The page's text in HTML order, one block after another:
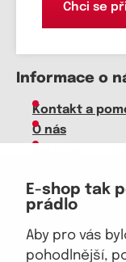
E-shop tak
prádlo
Aby pro vás
pohodlnější,
Chci se
Informace o
Kontakt a
O nás
Velkoobchod
Vrácení zboží,
Obchodní
Průvodce